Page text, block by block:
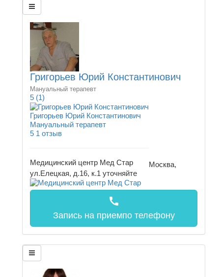
Григорьев Юрий Константинович
Мануальный терапевт
5 (1)
Григорьев Юрий Константинович
Мануальный терапевт
5 1 отзыв
Медицинский центр Мед Стар
Москва,
ул.Елецкая, д.16, к.1 уточняйте
call
Запись на приемпо телефону